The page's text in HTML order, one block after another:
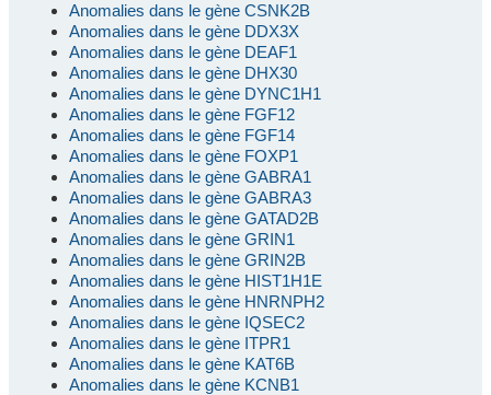
Anomalies dans le gène CSNK2B
Anomalies dans le gène DDX3X
Anomalies dans le gène DEAF1
Anomalies dans le gène DHX30
Anomalies dans le gène DYNC1H1
Anomalies dans le gène FGF12
Anomalies dans le gène FGF14
Anomalies dans le gène FOXP1
Anomalies dans le gène GABRA1
Anomalies dans le gène GABRA3
Anomalies dans le gène GATAD2B
Anomalies dans le gène GRIN1
Anomalies dans le gène GRIN2B
Anomalies dans le gène HIST1H1E
Anomalies dans le gène HNRNPH2
Anomalies dans le gène IQSEC2
Anomalies dans le gène ITPR1
Anomalies dans le gène KAT6B
Anomalies dans le gène KCNB1